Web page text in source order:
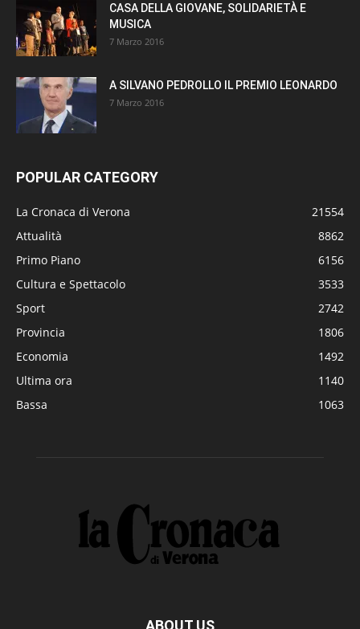
CASA DELLA GIOVANE, SOLIDARIETÀ E
MUSICA
7 Marzo 2016
A SILVANO PEDROLLO IL PREMIO LEONARDO
7 Marzo 2016
POPULAR CATEGORY
La Cronaca di Verona
21554
Attualità
8862
Primo Piano
6156
Cultura e Spettacolo
3533
Sport
2742
Provincia
1806
Economia
1492
Ultima ora
1140
Bassa
1063
ABOUT US